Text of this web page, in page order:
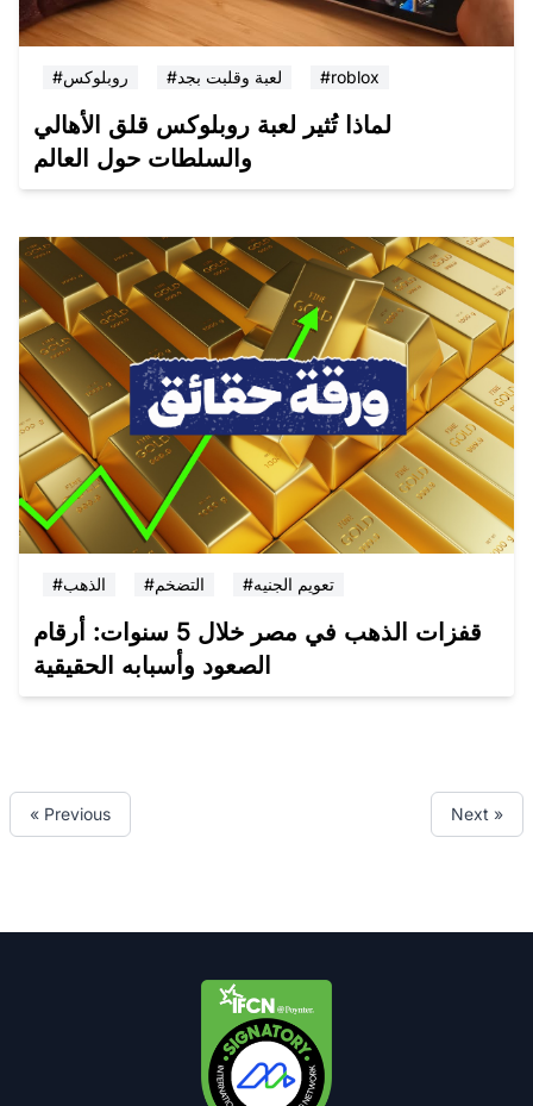
#روبلوكس #لعبة وقلبت بجد #roblox
لماذا تُثير لعبة روبلوكس قلق الأهالي
والسلطات حول العالم
#الذهب #التضخم #تعويم الجنيه
قفزات الذهب في مصر خلال 5 سنوات: أرقام
الصعود وأسبابه الحقيقية
« Previous Next »